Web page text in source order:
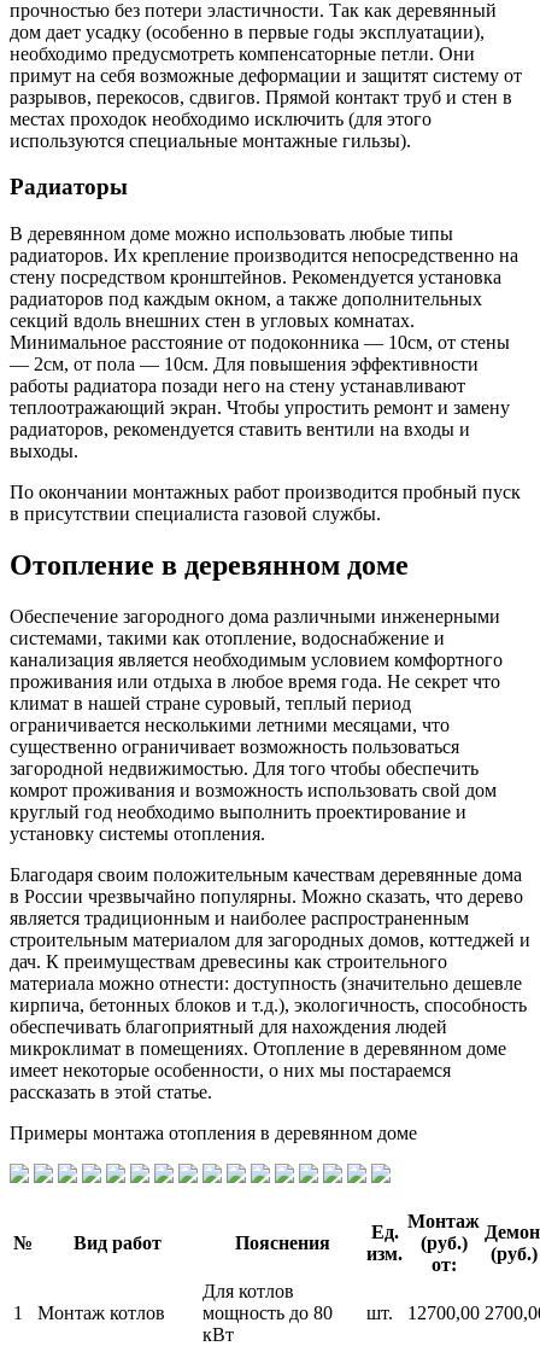
прочностью без потери эластичности. Так как деревянный
дом дает усадку (особенно в первые годы эксплуатации),
необходимо предусмотреть компенсаторные петли. Они
примут на себя возможные деформации и защитят систему от
разрывов, перекосов, сдвигов. Прямой контакт труб и стен в
местах проходок необходимо исключить (для этого
используются специальные монтажные гильзы).
Радиаторы
В деревянном доме можно использовать любые типы
радиаторов. Их крепление производится непосредственно на
стену посредством кронштейнов. Рекомендуется установка
радиаторов под каждым окном, а также дополнительных
секций вдоль внешних стен в угловых комнатах.
Минимальное расстояние от подоконника — 10см, от стены
— 2см, от пола — 10см. Для повышения эффективности
работы радиатора позади него на стену устанавливают
теплоотражающий экран. Чтобы упростить ремонт и замену
радиаторов, рекомендуется ставить вентили на входы и
выходы.
По окончании монтажных работ производится пробный пуск
в присутствии специалиста газовой службы.
Отопление в деревянном доме
Обеспечение загородного дома различными инженерными
системами, такими как отопление, водоснабжение и
канализация является необходимым условием комфортного
проживания или отдыха в любое время года. Не секрет что
климат в нашей стране суровый, теплый период
ограничивается несколькими летними месяцами, что
существенно ограничивает возможность пользоваться
загородной недвижимостью. Для того чтобы обеспечить
комрот проживания и возможность использовать свой дом
круглый год необходимо выполнить проектирование и
установку системы отопления.
Благодаря своим положительным качествам деревянные дома
в России чрезвычайно популярны. Можно сказать, что дерево
является традиционным и наиболее распространенным
строительным материалом для загородных домов, коттеджей и
дач. К преимуществам древесины как строительного
материала можно отнести: доступность (значительно дешевле
кирпича, бетонных блоков и т.д.), экологичность, способность
обеспечивать благоприятный для нахождения людей
микроклимат в помещениях. Отопление в деревянном доме
имеет некоторые особенности, о них мы постараемся
рассказать в этой статье.
Примеры монтажа отопления в деревянном доме
№ Вид работ Пояснения
Ед.
изм.
Монтаж
(руб.)
от:
1 Монтаж котлов
Для котлов
мощность до 80
кВт
шт. 12700,00